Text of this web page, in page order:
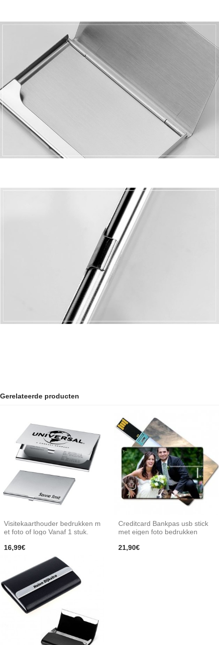
Gerelateerde producten
Visitekaarthouder bedrukken m
et foto of logo Vanaf 1 stuk.
16,99€
Creditcard Bankpas usb stick
met eigen foto bedrukken
21,90€